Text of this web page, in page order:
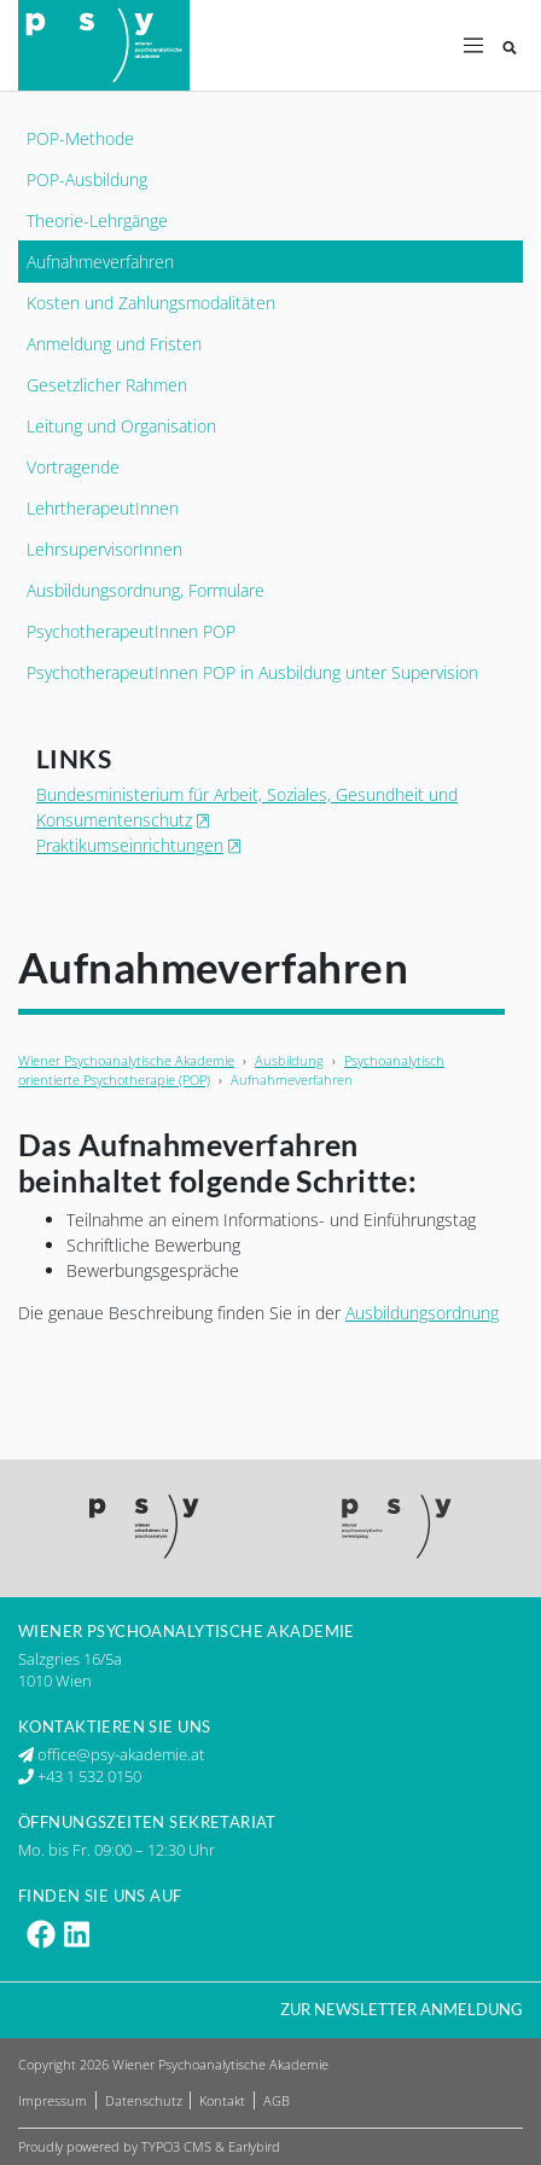
Aufnahmeverfahren
Wiener Psychoanalytische Akademie › Ausbildung › Psychoanalytisch
orientierte Psychotherapie (POP) › Aufnahmeverfahren
Das Aufnahmeverfahren
beinhaltet folgende Schritte:
Teilnahme an einem Informations- und Einführungstag
Schriftliche Bewerbung
Bewerbungsgespräche
Die genaue Beschreibung finden Sie in derAusbildungsordnung
POP-Methode
POP-Ausbildung
Theorie-Lehrgänge
Aufnahmeverfahren
Kosten und Zahlungsmodalitäten
Anmeldung und Fristen
Gesetzlicher Rahmen
Leitung und Organisation
Vortragende
LehrtherapeutInnen
LehrsupervisorInnen
Ausbildungsordnung, Formulare
PsychotherapeutInnen POP
PsychotherapeutInnen POP in Ausbildung unter Supervision
LINKS
Bundesministerium für Arbeit, Soziales, Gesundheit und
Konsumentenschutz, öffnet neues Fenster
Praktikumseinrichtungen, öffnet neues Fenster
WIENER PSYCHOANALYTISCHE AKADEMIE
Salzgries 16/5a
1010 Wien
KONTAKTIEREN SIE UNS
office@psy-akademie.at
+43 1 532 0150
ÖFFNUNGSZEITEN SEKRETARIAT
Mo. bis Fr. 09:00 – 12:30 Uhr
FINDEN SIE UNS AUF
Psy-Akademie auf Facebook, öffnet
Psy-Akademie auf linkedIn, öffnet
ZUR NEWSLETTER ANMELDUNG
Copyright 2026 Wiener Psychoanalytische Akademie
Impressum
Datenschutz Kontakt AGB
Proudly powered by TYPO3 CMS & Earlybird